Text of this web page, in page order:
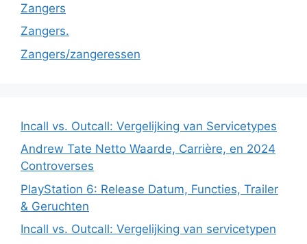
Zangers
Zangers.
Zangers/zangeressen
Incall vs. Outcall: Vergelijking van Servicetypes
Andrew Tate Netto Waarde, Carrière, en 2024
Controverses
PlayStation 6: Release Datum, Functies, Trailer
& Geruchten
Incall vs. Outcall: Vergelijking van servicetypen